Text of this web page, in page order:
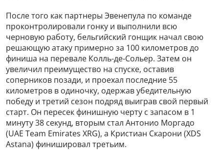
После того как партнеры Эвенепула по команде
проконтролировали гонку и выполнили всю
черновую работу, бельгийский гонщик начал свою
решающую атаку примерно за 100 километров до
финиша на перевале Колль-де-Сольер. Затем он
увеличил преимущество на спуске, оставив
соперников позади, и проехал последние 55
километров в одиночку, одержав убедительную
победу и третий сезон подряд выиграв свой первый
старт. Он пересек финишную черту с запасом в 1
минуту 38 секунд, вторым стал Антонио Моргадо
(UAE Team Emirates XRG), а Кристиан Скарони (XDS
Astana) финишировал третьим.